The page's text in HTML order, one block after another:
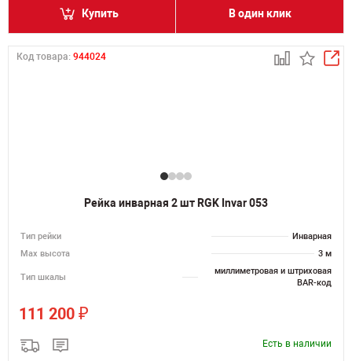
Купить В один клик
Код товара: 944024
Рейка инварная 2 шт RGK Invar 053
Тип рейки
Инварная
Мах высота
3 м
Тип шкалы
миллиметровая и штриховая
BAR-код
111 200 ₽
Есть в наличии